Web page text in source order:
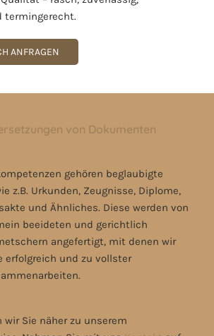
termingerecht.
ANFRAGEN
von Dokumenten
gehören beglaubigte
z.B. Urkunden, Zeugnisse, Diplome,
und Ähnliches. Diese werden von
beeideten und gerichtlich
angefertigt, mit denen wir
erfolgreich und zu vollster
wir Sie näher zu unserem